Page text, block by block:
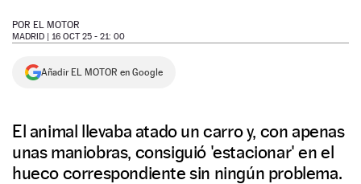
NEWSLETTER
SÍGUENOS
POR EL MOTOR
MADRID | 16 OCT 25 - 21: 00
Añadir EL MOTOR en Google
El animal llevaba atado un carro y, con apenas
unas maniobras, consiguió 'estacionar' en el
hueco correspondiente sin ningún problema.